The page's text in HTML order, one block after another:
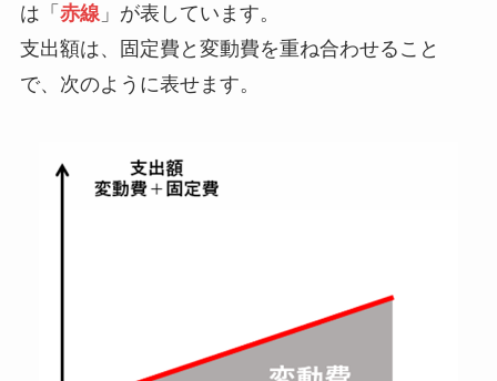
は「 赤線 」が表しています。
支出額は、固定費と変動費を重ね合わせること
で、次のように表せます。